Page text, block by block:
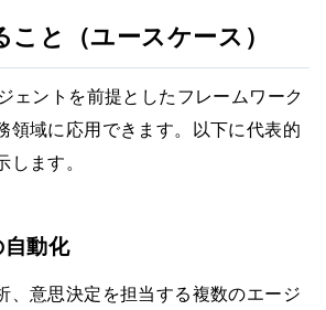
と（ユースケース）
ェントを前提としたフレームワーク
領域に応用できます。以下に代表的
します。
自動化
、意思決定を担当する複数のエージ